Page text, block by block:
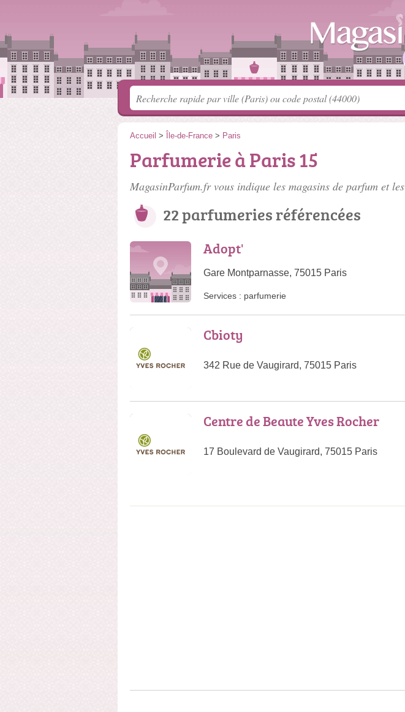
Accueil > Île-de-France > Paris
Parfumerie à Paris 15
MagasinParfum.fr vous indique les magasins de parfum et les
22 parfumeries référencées
Adopt'
Gare Montparnasse, 75015 Paris
Services : parfumerie
Cbioty
342 Rue de Vaugirard, 75015 Paris
Centre de Beaute Yves Rocher
17 Boulevard de Vaugirard, 75015 Paris